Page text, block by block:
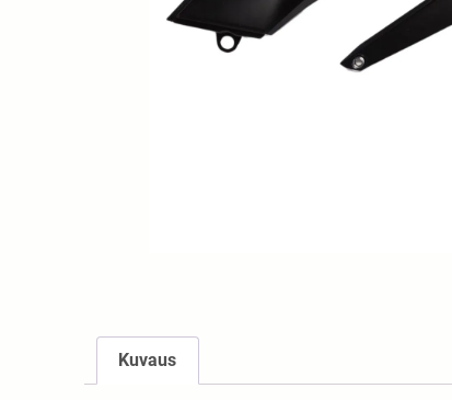
Kuvaus